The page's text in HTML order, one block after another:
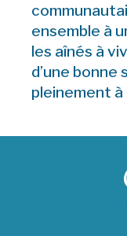
ensemble à
les aînés à
d’une
pleinement à